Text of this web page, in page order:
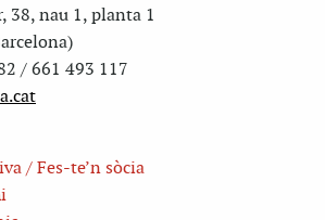
38, nau 1, planta 1
/ 661 493 117
/ Fes-te’n sòcia